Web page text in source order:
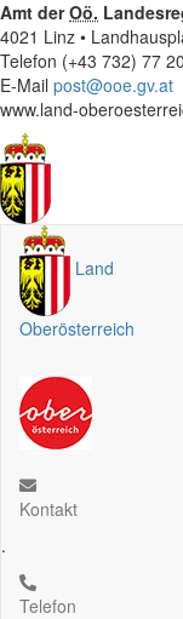
Amt derOö.
4021 Linz •
Telefon (+43 732) 77
E-Mail post@ooe.gv.at
www.land-
Land
Oberösterreich
Kontakt
.
Telefon